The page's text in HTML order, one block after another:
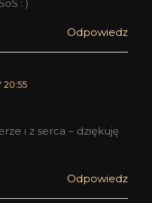
: )
Odpowiedz
20:55
i z serca – dziękuję
Odpowiedz